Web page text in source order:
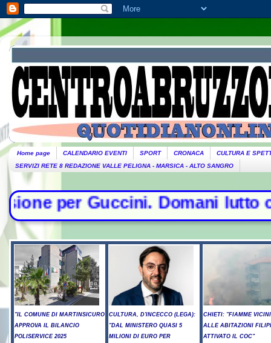
Home page CALENDARIO EVENTI SPORT CRONACA
CULTURA E
SERVIZI RETE 8 REDAZIONE VALLE PELIGNA - MARSICA - ALTO SANGRO
Domani lutto
"IL COMUNE DI MARTINSICURO
APPROVA IL BILANCIO
POLISERVICE 2025
CULTURA, D'INCECCO (LEGA):
"DAL MINISTERO QUASI 5
MILIONI DI EURO PER
CHIETI: "FIAMME
ALLE ABITAZIONI
ATTIVATO IL COC"